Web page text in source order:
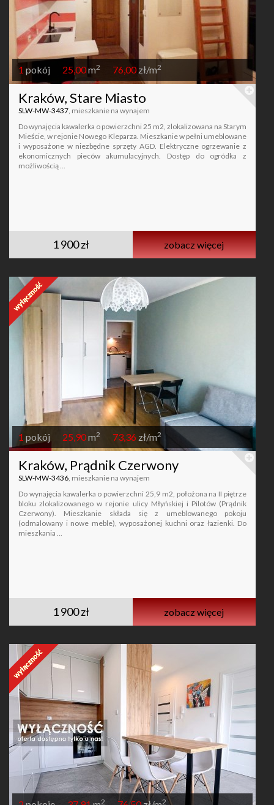
1 pokój 25,00m2 76,00zł/m2
Kraków, Stare Miasto
SLW-MW-3437 , mieszkanie na wynajem
Do wynajęcia kawalerka o powierzchni 25 m2, zlokalizowana na Starym
Mieście, w rejonie Nowego Kleparza. Mieszkanie w pełni umeblowane
i wyposażone w niezbędne sprzęty AGD. Elektryczne ogrzewanie z
ekonomicznych pieców akumulacyjnych. Dostęp do ogródka z
możliwością ...
1 900 zł zobacz więcej
1 pokój 25,90m2 73,36 zł/m2
Kraków, Prądnik Czerwony
SLW-MW-3436 , mieszkanie na wynajem
Do wynajęcia kawalerka o powierzchni 25,9 m2, położona na II piętrze
bloku zlokalizowanego w rejonie ulicy Młyńskiej i Pilotów (Prądnik
Czerwony). Mieszkanie składa się z umeblowanego pokoju
(odmalowany i nowe meble), wyposażonej kuchni oraz łazienki. Do
mieszkania ...
1 900 zł zobacz więcej
2 2